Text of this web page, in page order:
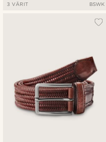
3 VÄRIT BSWK